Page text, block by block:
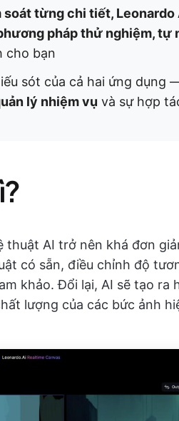
từng chi tiết, Leonardo
pháp thử nghiệm, tự
cho bạn
sót của cả hai ứng dụng
lý nhiệm vụ và sự hợp
thuật AI trở nên khá đơn
có sẵn, điều chỉnh độ
khảo. Đổi lại, AI sẽ tạo ra
lượng của các bức ảnh